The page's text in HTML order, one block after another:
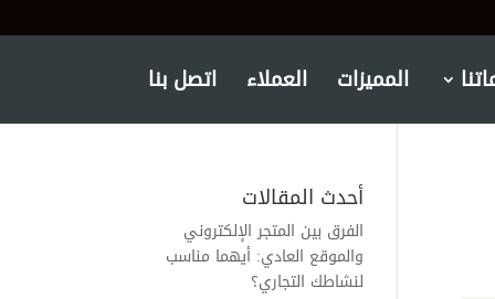
المميزات العملاء اتصل بنا
أحدث المقالات
الفرق بين المتجر الإلكتروني
والموقع العادي: أيهما مناسب
لنشاطك التجاري؟